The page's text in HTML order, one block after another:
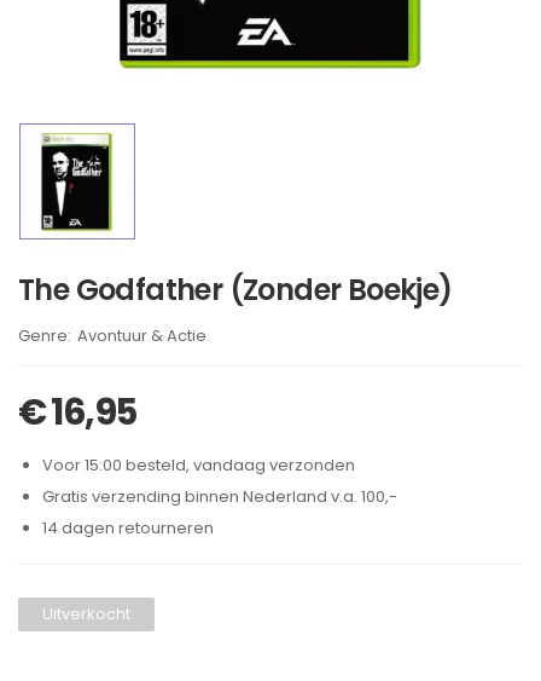
The Godfather (Zonder Boekje)
Brand:
Avontuur & Actie
€16,95
Voor 15:00 besteld, vandaag verzonden
Gratis verzending binnen Nederland v.a. 100,-
14 dagen retourneren
Uitverkocht